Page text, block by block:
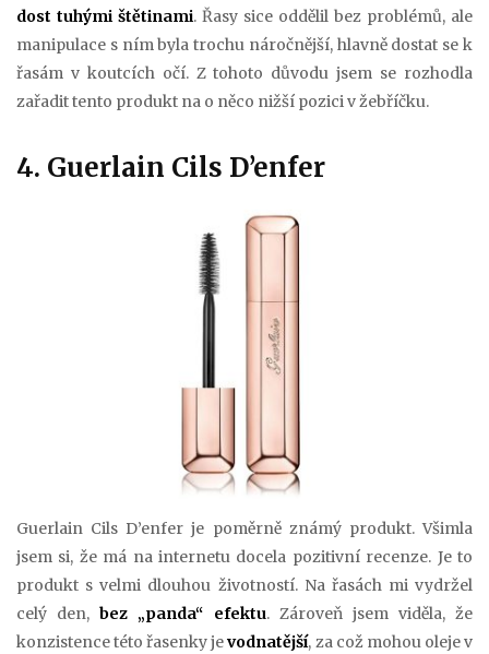
dost tuhými štětinami. Řasy sice oddělil bez problémů, ale
manipulace s ním byla trochu náročnější, hlavně dostat se k
řasám v koutcích očí. Z tohoto důvodu jsem se rozhodla
zařadit tento produkt na o něco nižší pozici v žebříčku.
4. Guerlain Cils D’enfer
Guerlain Cils D’enfer je poměrně známý produkt. Všimla
jsem si, že má na internetu docela pozitivní recenze. Je to
produkt s velmi dlouhou životností. Na řasách mi vydržel
celý den,bez „panda“ efektu. Zároveň jsem viděla, že
konzistence této řasenky jevodnatější, za což mohou oleje v